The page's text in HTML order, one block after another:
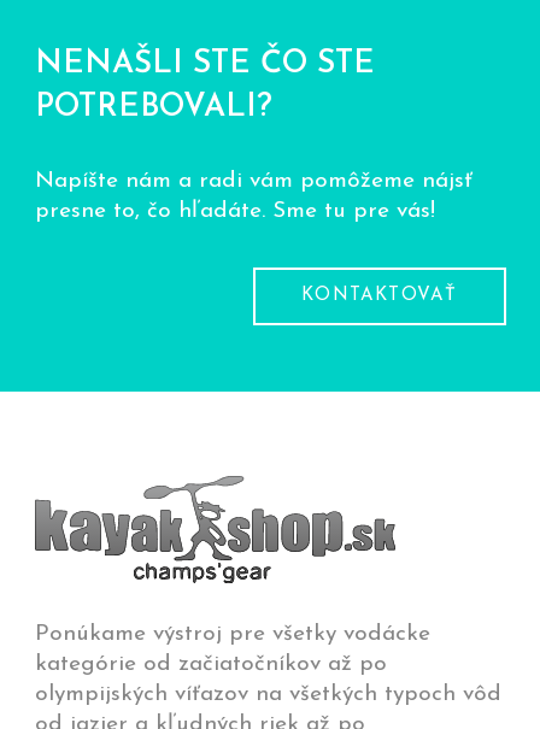
NENAŠLI STE ČO STE
POTREBOVALI?
Napíšte nám a radi vám pomôžeme nájsť
presne to, čo hľadáte. Sme tu pre vás!
KONTAKTOVAŤ
Ponúkame výstroj pre všetky vodácke
kategórie od začiatočníkov až po
olympijských víťazov na všetkých typoch vôd